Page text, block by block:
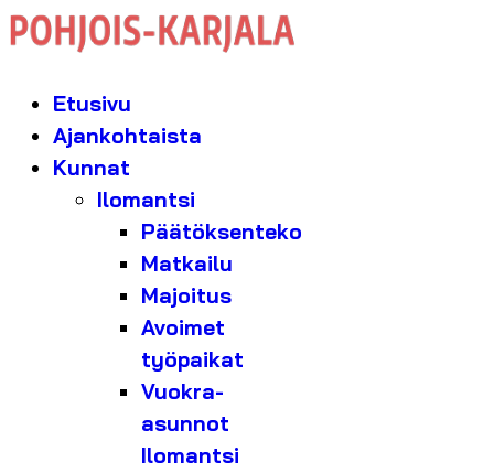
Etusivu
Ajankohtaista
Kunnat
Ilomantsi
Päätöksenteko
Matkailu
Majoitus
Avoimet
työpaikat
Vuokra-
asunnot
Ilomantsi